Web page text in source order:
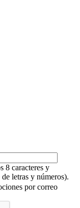
8 caracteres y
letras y números).
por correo